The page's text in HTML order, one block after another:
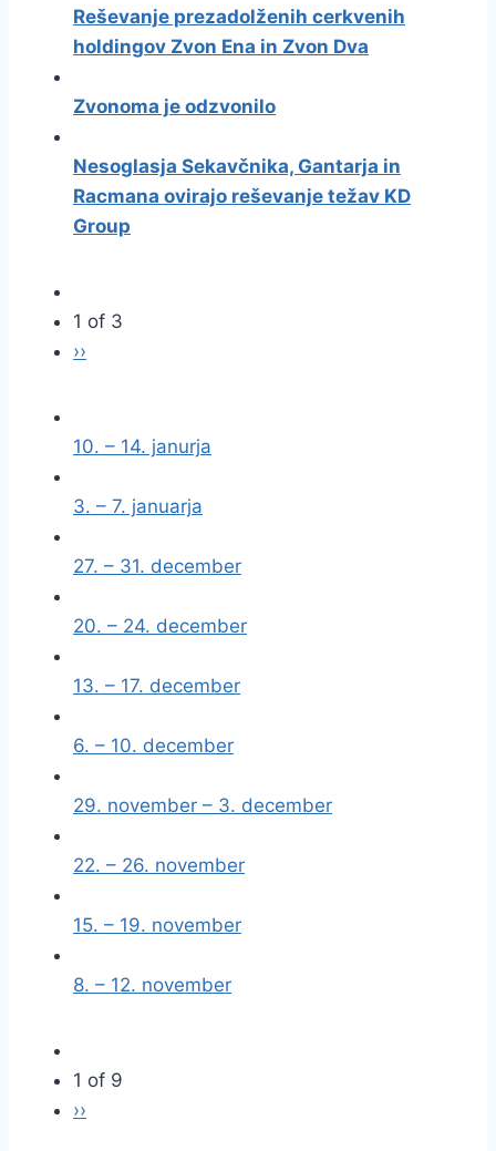
Reševanje prezadolženih cerkvenih
holdingov Zvon Ena in Zvon Dva
Zvonoma je odzvonilo
Nesoglasja Sekavčnika, Gantarja in
Racmana ovirajo reševanje težav KD
Group
1 of 3
››
10. – 14. janurja
3. – 7. januarja
27. – 31. december
20. – 24. december
13. – 17. december
6. – 10. december
29. november – 3. december
22. – 26. november
15. – 19. november
8. – 12. november
1 of 9
››